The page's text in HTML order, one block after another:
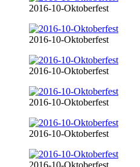
2016-10-Oktoberfest
2016-10-Oktoberfest
2016-10-Oktoberfest
2016-10-Oktoberfest
2016-10-Oktoberfest
2016-10-Oktoberfest